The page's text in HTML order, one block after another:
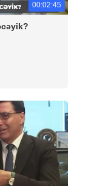
00:02:45